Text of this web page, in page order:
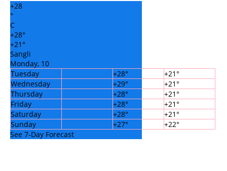
+28
°
C
+28°
+21°
Sangli
Monday, 10
Tuesday
+28° +21°
Wednesday
+29° +21°
Thursday
+28° +21°
Friday
+28° +21°
Saturday
+28° +21°
Sunday
+27° +22°
See 7-Day Forecast